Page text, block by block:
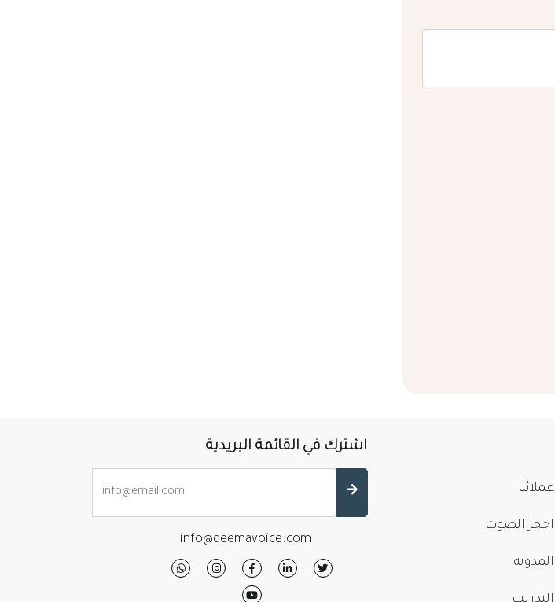
عملائنا
احجز الصوت
المدونة
اشترك في القائمة البريدية
info@qeemavoice.com